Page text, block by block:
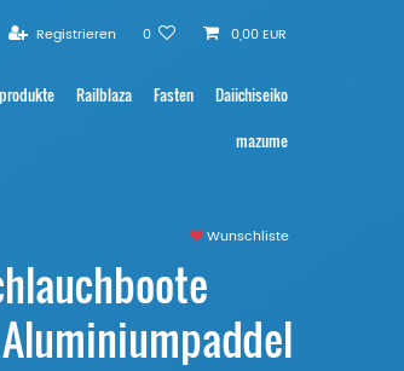
Registrieren 0 0,00 EUR
Railblaza Fasten
Daiichiseiko
mazume
Wunschliste